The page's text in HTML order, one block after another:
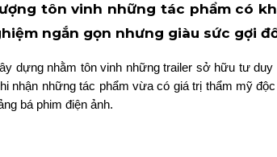
tôn vinh những tác phẩm có
ngắn gọn nhưng giàu sức gợi
dựng nhằm tôn vinh những trailer sở hữu tư duy
nhận những tác phẩm vừa có giá trị thẩm mỹ
bá phim điện ảnh.